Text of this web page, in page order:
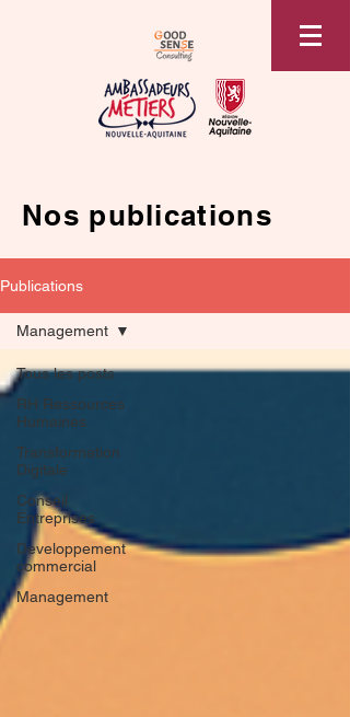
Nos publications
Publications
Tous les posts
RH Ressources
Humaines
Transformation
Digitale
Conseil
Entreprises
Developpement
commercial
Management
Management